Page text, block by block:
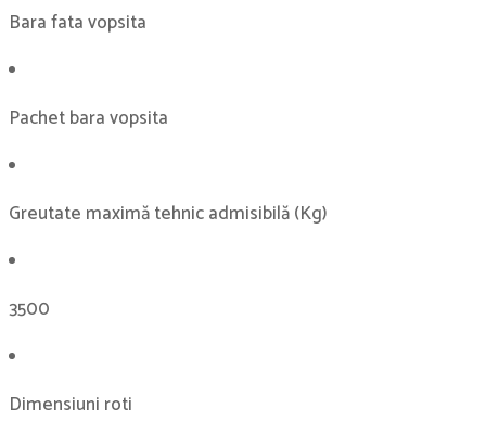
Bara fata vopsita
Pachet bara vopsita
Greutate maximă tehnic admisibilă (Kg)
3500
Dimensiuni roti